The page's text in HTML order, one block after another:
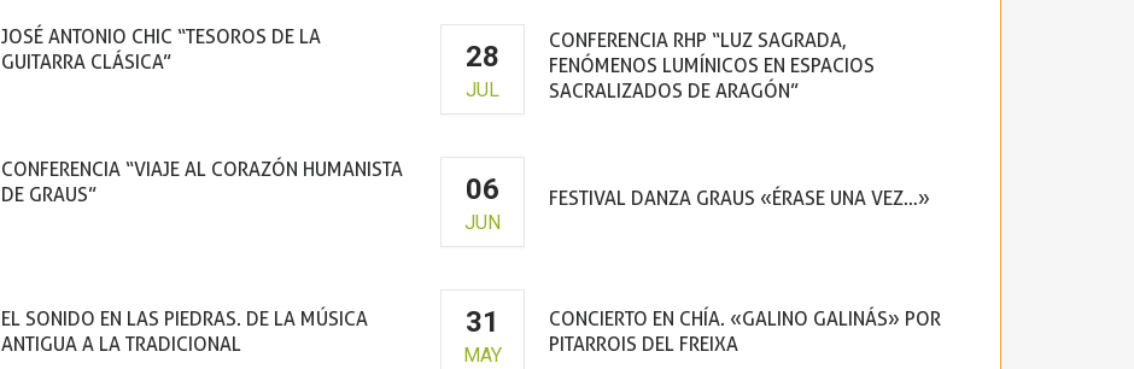
JOSÉ ANTONIO CHIC “TESOROS DE LA
GUITARRA CLÁSICA”
28
JUL
CONFERENCIA RHP “LUZ SAGRADA,
FENÓMENOS LUMÍNICOS EN ESPACIOS
SACRALIZADOS DE ARAGÓN”
CONFERENCIA “VIAJE AL CORAZÓN HUMANISTA
DE GRAUS”
06
JUN
FESTIVAL DANZA GRAUS «ÉRASE UNA VEZ…»
EL SONIDO EN LAS PIEDRAS. DE LA MÚSICA
ANTIGUA A LA TRADICIONAL
31
MAY
CONCIERTO EN CHÍA. «GALINO GALINÁS» POR
PITARROIS DEL FREIXA